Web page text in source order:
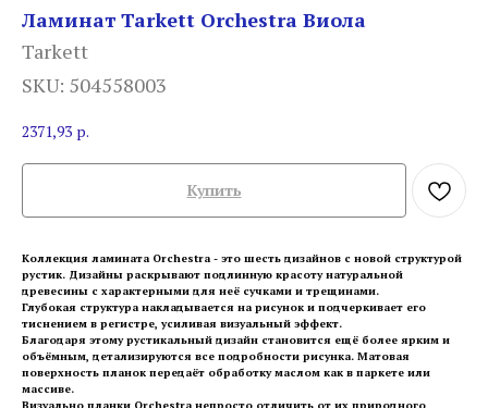
Ламинат Tarkett Orchestra Виола
Tarkett
SKU: 504558003
2371,93 р.
Купить
Коллекция ламината Orchestra - это шесть дизайнов с новой структурой
рустик. Дизайны раскрывают подлинную красоту натуральной
древесины с характерными для неё сучками и трещинами.
Глубокая структура накладывается на рисунок и подчеркивает его
тиснением в регистре, усиливая визуальный эффект.
Благодаря этому рустикальный дизайн становится ещё более ярким и
объёмным, детализируются все подробности рисунка. Матовая
поверхность планок передаёт обработку маслом как в паркете или
массиве.